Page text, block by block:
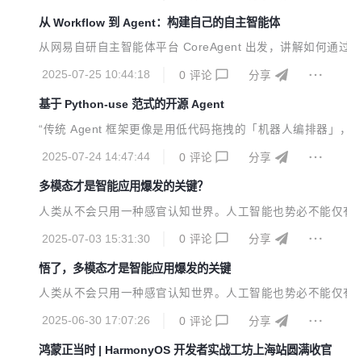
从 Workflow 到 Agent：构建自己的自主智能体
从网易自研自主智能体平台 CoreAgent 出发，讲解如何通
2025-07-25 10:44:18 0 评论 分享
基于 Python-use 范式的开源 Agent
“传统 Agent 框架更像是用低代码拖拽的「机器人编排器
2025-07-24 14:47:44 0 评论 分享
多模态才是智能应用爆发的关键？
人类从不会只用一种感官认知世界。人工智能也势必不能仅
2025-07-03 15:31:30 0 评论 分享
悟了，多模态才是智能应用爆发的关键
人类从不会只用一种感官认知世界。人工智能也势必不能仅
2025-06-30 17:07:26 0 评论 分享
鸿蒙正当时 | HarmonyOS 开发者实战工坊上海站圆满收官